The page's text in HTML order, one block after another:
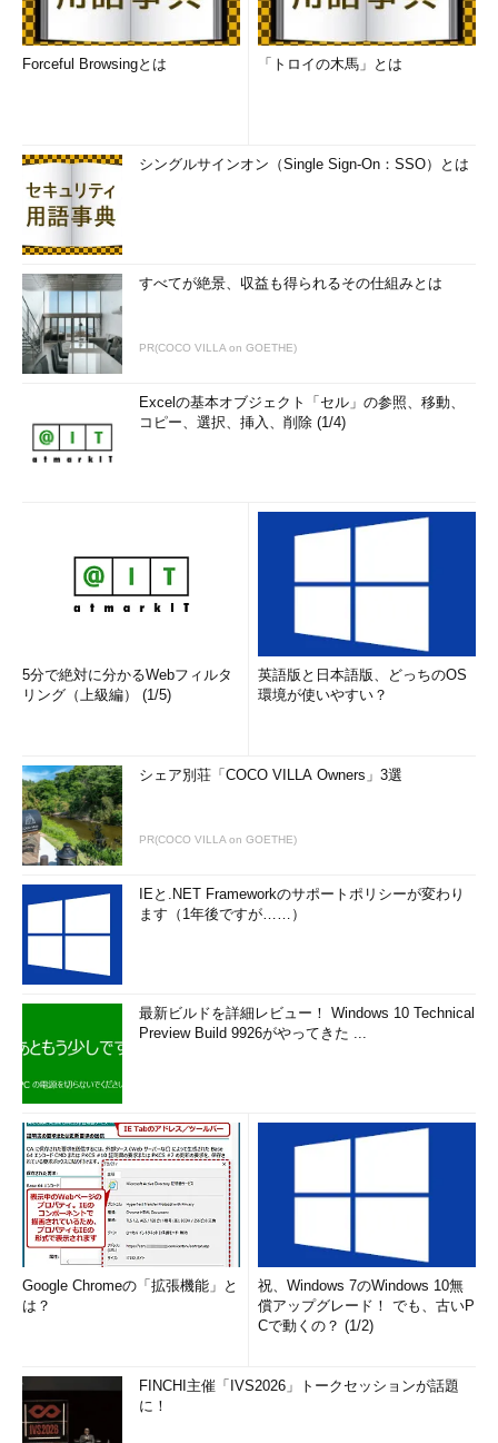
Forceful Browsingとは 「トロイの木馬」とは
シングルサインオン（Single Sign-On：SSO）とは
すべてが絶景、収益も得られるその仕組みとは
PR(COCO VILLA on GOETHE)
Excelの基本オブジェクト「セル」の参照、移動、
コピー、選択、挿入、削除 (1/4)
5分で絶対に分かるWebフィルタ
リング（上級編） (1/5)
英語版と日本語版、どっちのOS
環境が使いやすい？
シェア別荘「COCO VILLA Owners」3選
PR(COCO VILLA on GOETHE)
IEと.NET Frameworkのサポートポリシーが変わり
ます（1年後ですが……）
最新ビルドを詳細レビュー！ Windows 10 Technical
Preview Build 9926がやってきた ...
Google Chromeの「拡張機能」と
は？
祝、Windows 7のWindows 10無
償アップグレード！ でも、古いP
Cで動くの？ (1/2)
FINCHI主催「IVS2026」トークセッションが話題
に！